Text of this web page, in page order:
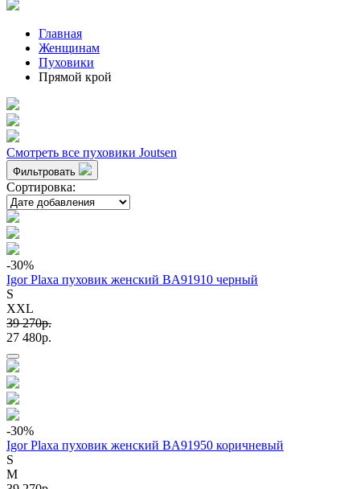
Главная
Женщинам
Пуховики
Прямой крой
Смотреть все пуховики Joutsen
Фильтровать
Сортировка:
-30%
Igor Plaxa пуховик женский BA91910 черный
S
XXL
39 270p.
27 480p.
-30%
Igor Plaxa пуховик женский BA91950 коричневый
S
M